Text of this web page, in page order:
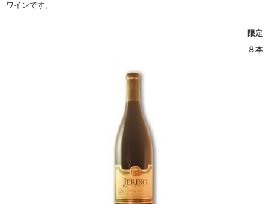
ワインです。
限定
８本